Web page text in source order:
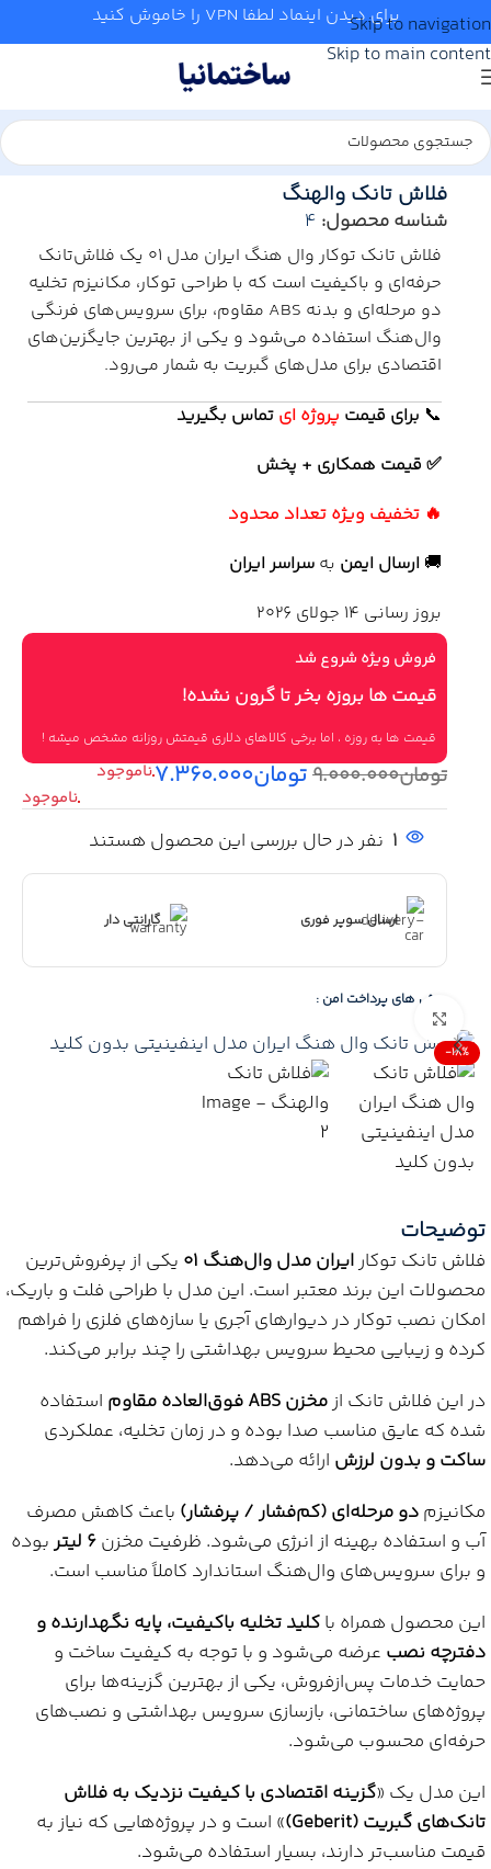
Skip to navigation
Skip to main content
برای دیدن اینماد لطفا VPN را خاموش کنید
سرویس بهداشتی
-18%
فلاش تانک والهنگ
شناسه محصول: 4
فلاش تانک توکار وال هنگ ایران مدل 01 یک فلاش‌تانک
حرفه‌ای و باکیفیت است که با طراحی توکار، مکانیزم تخلیه
دو مرحله‌ای و بدنه ABS مقاوم، برای سرویس‌های فرنگی
وال‌هنگ استفاده می‌شود و یکی از بهترین جایگزین‌های
اقتصادی برای مدل‌های گبریت به شمار می‌رود.
📞 برای قیمت پروژه ای تماس بگیرید
✅ قیمت همکاری + پخش
🔥 تخفیف ویژه تعداد محدود
🚚 ارسال ایمن به سراسر ایران
بروز رسانی 14 جولای 2026
فروش ویژه شروع شد
قیمت ها بروزه بخر تا گرون نشده!
قیمت ها به روزه ، اما برخی کالاهای دلاری قیمتش روزانه مشخص میشه !
تومان۹.۰۰۰.۰۰۰تومان۷.۳۶۰.۰۰۰
1 نفر در حال بررسی این محصول هستند
ارسال سوپر فوری گارانتی دار
روش های پرداخت امن :
توضیحات
فلاش تانک توکارایران مدل وال‌هنگ 01
یکی از پرفروش‌ترین
محصولات این برند معتبر است. این مدل با طراحی فلت و باریک،
امکان نصب توکار در دیوارهای آجری یا سازه‌های فلزی را فراهم
کرده و زیبایی محیط سرویس بهداشتی را چند برابر می‌کند.
در این فلاش تانک ازمخزن ABS فوق‌العاده مقاوم
استفاده
شده که عایق مناسب صدا بوده و در زمان تخلیه، عملکردی
ساکت و بدون لرزش ارائه می‌دهد.
مکانیزمدو مرحله‌ای (کم‌فشار / پرفشار) باعث کاهش مصرف
آب و استفاده بهینه از انرژی می‌شود. ظرفیت مخزن۶ لیتر
بوده
و برای سرویس‌های وال‌هنگ استاندارد کاملاً مناسب است.
این محصول همراه باکلید تخلیه باکیفیت، پایه نگهدارنده و
دفترچه نصب عرضه می‌شود و با توجه به کیفیت ساخت و
حمایت خدمات پس‌ازفروش، یکی از بهترین گزینه‌ها برای
پروژه‌های ساختمانی، بازسازی سرویس بهداشتی و نصب‌های
حرفه‌ای محسوب می‌شود.
این مدل یک «گزینه اقتصادی با کیفیت نزدیک به فلاش
تانک‌های گبریت (Geberit)
» است و در پروژه‌هایی که نیاز به
قیمت مناسب‌تر دارند، بسیار استفاده می‌شود.